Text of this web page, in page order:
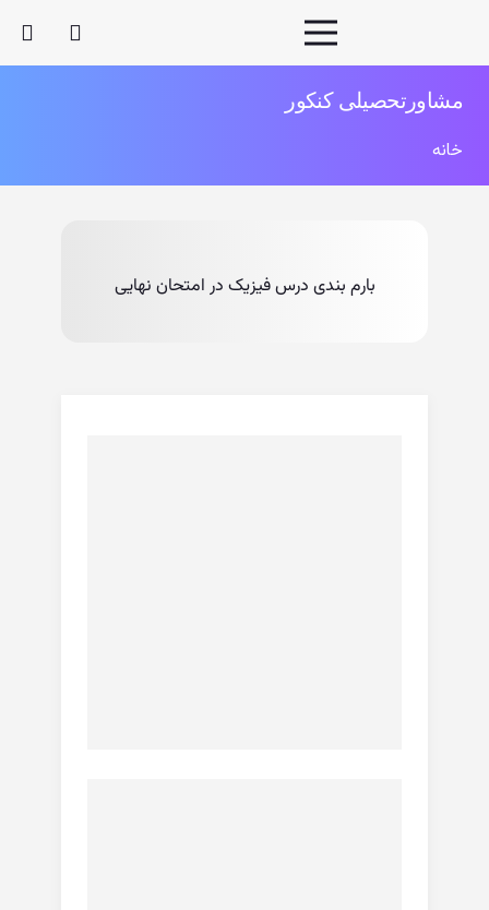
مشاورتحصیلی کنکور
خانه
بارم بندی درس فیزیک در امتحان نهایی